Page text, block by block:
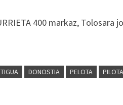
400 markaz, Tolosara
DONOSTIA PELOTA PILOTA